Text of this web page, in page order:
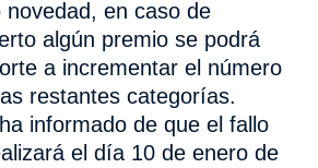
en caso de
algún premio se podrá
a incrementar el número
restantes categorías.
informado de que el fallo
el día 10 de enero de